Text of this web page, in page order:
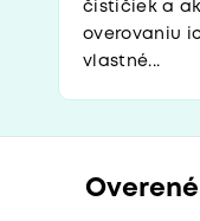
čističiek a
overovaniu
vlastné...